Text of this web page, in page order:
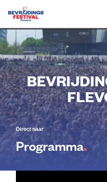
Direct naar
Programma.